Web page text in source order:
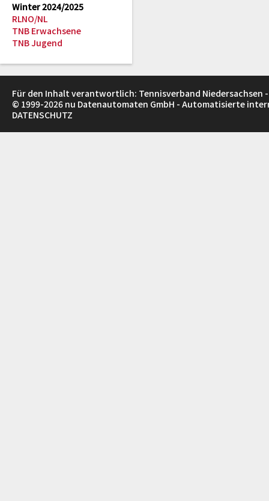
Winter 2024/2025
RLNO/NL
TNB Erwachsene
TNB Jugend
Für den Inhalt verantwortlich: Tennisverband Niedersachsen -
© 1999-2026 nu Datenautomaten GmbH - Automatisierte
DATENSCHUTZ